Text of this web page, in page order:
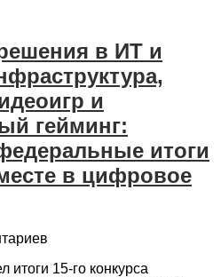
в ИТ и
и
гейминг:
итоги
в цифровое
итоги 15-го конкурса